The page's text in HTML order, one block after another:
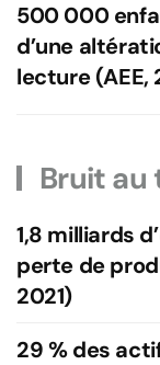
500 000
d’une
lecture (AEE,
Bruit au
1,8 milliards
perte de
2021)
29 % des